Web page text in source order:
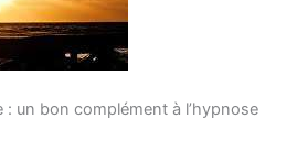
: un bon complément à l’hypnose